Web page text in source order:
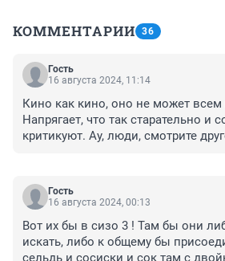
КОММЕНТАРИИ 36
Гость
16 августа 2024, 11:14
Кино как кино, оно не может всем
Напрягает, что так старательно и
критикуют. Ау, люди, смотрите
Гость
16 августа 2024, 00:13
Вот их бы в сизо 3 ! Там бы они
искать, либо к общему бы